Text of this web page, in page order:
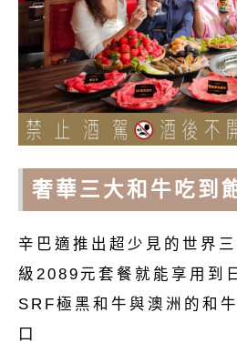
奢華三大和牛吃到
辛巴適推出超少見的世界
級2089元套餐就能享用到
SRF極黑和牛與澳洲的和
口